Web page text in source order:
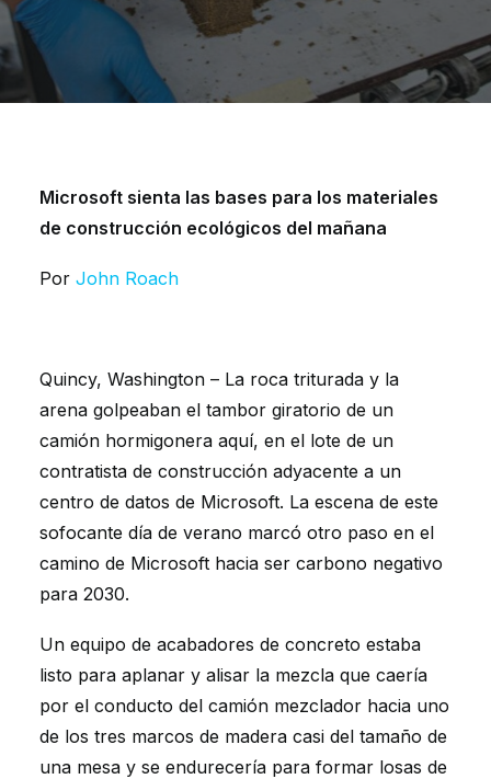
Microsoft sienta las bases para los materiales
de construcción ecológicos del mañana
Por John Roach
Quincy, Washington – La roca triturada y la
arena golpeaban el tambor giratorio de un
camión hormigonera aquí, en el lote de un
contratista de construcción adyacente a un
centro de datos de Microsoft. La escena de este
sofocante día de verano marcó otro paso en el
camino de Microsoft hacia ser carbono negativo
para 2030.
Un equipo de acabadores de concreto estaba
listo para aplanar y alisar la mezcla que caería
por el conducto del camión mezclador hacia uno
de los tres marcos de madera casi del tamaño de
una mesa y se endurecería para formar losas de